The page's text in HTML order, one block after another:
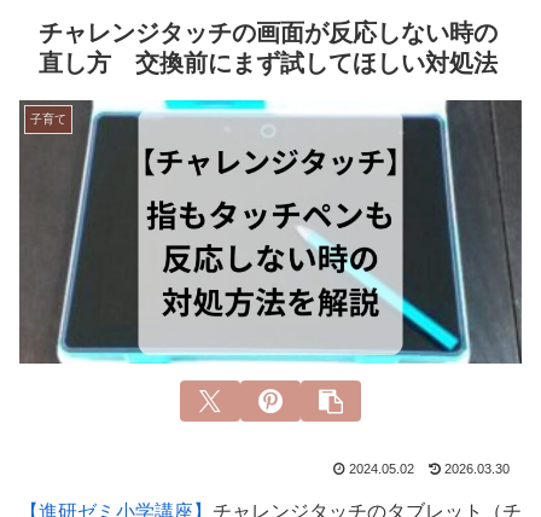
チャレンジタッチの画面が反応しない時の
直し方 交換前にまず試してほしい対処法
子育て
2024.05.02 2026.03.30
【進研ゼミ小学講座】 チャレンジタッチのタブレット（チ